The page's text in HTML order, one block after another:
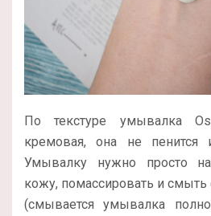
По текстуре умывалка
кремовая, она не пенится
Умывалку нужно просто
кожу, помассировать и
(смывается умывалка